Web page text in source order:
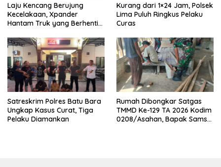
Laju Kencang Berujung
Kecelakaan, Xpander
Hantam Truk yang Berhenti
Kurang dari 1×24 Jam, Polsek
Lima Puluh Ringkus Pelaku
Curas
Satreskrim Polres Batu Bara
Ungkap Kasus Curat, Tiga
Pelaku Diamankan
Rumah Dibongkar Satgas
TMMD Ke-129 TA 2026 Kodim
0208/Asahan, Bapak Samsul